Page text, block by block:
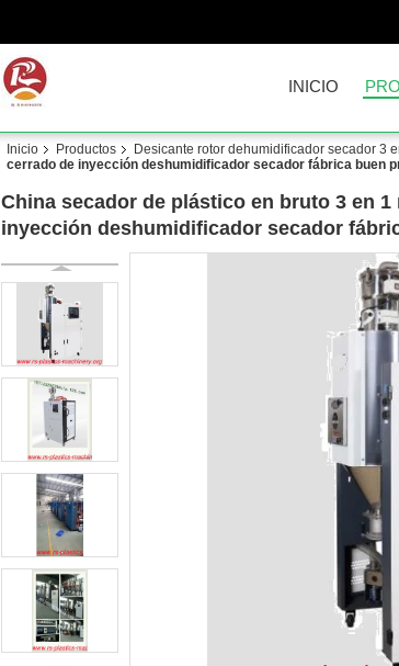
INICIO
Inicio Productos Desicante rotor dehumidificador secador 3
cerrado de inyección deshumidificador secador fábrica buen
China secador de plástico en bruto 3 en
inyección deshumidificador secador